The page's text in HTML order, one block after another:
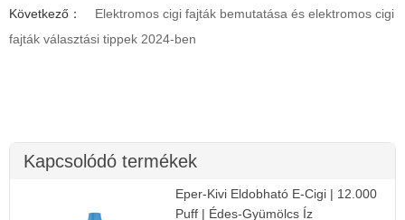
Következő：
Elektromos cigi fajták bemutatása és elektromos cigi
fajták választási tippek 2024-ben
Kapcsolódó termékek
Eper-Kivi Eldobható E-Cigi | 12.000
Puff | Édes-Gyümölcs Íz